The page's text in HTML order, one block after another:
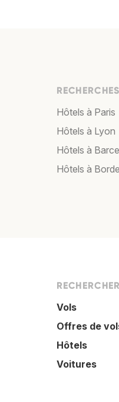
Hôtels à Paris
Hôtels à Lyon
Hôtels à
Hôtels à
RECHERCHER
Vols
Offres de
Hôtels
Voitures